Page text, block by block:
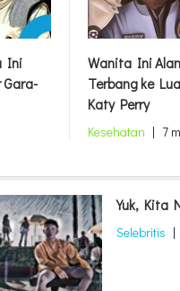
Ini
Gara-
Wanita Ini
Terbang ke
Katy Perry
Kesehatan | 7
Yuk, Kita
Selebritis |